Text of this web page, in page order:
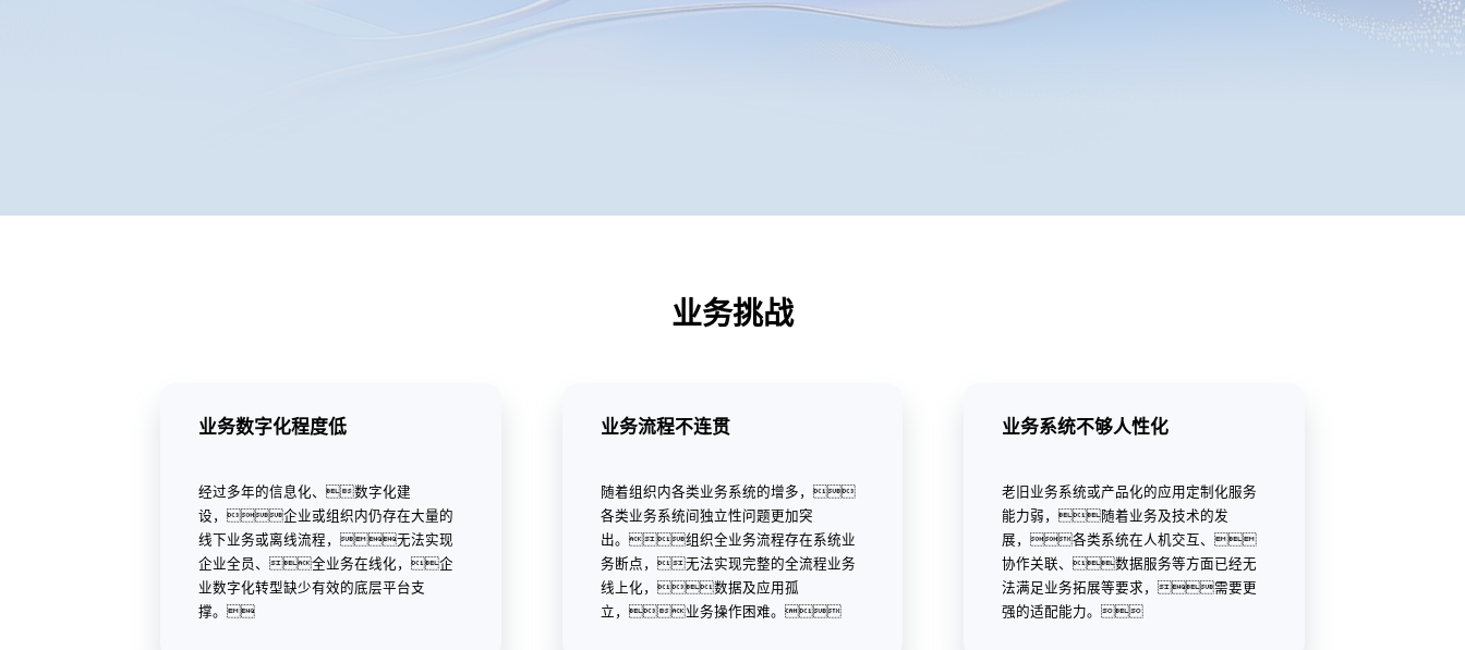
业务挑战
业务数字化程度低
经过多年的信息化、数字化建
设，企业或组织内仍存在大量的
线下业务或离线流程，无法实现
企业全员、全业务在线化，企
业数字化转型缺少有效的底层平台支
撑。
业务流程不连贯
随着组织内各类业务系统的增多，
各类业务系统间独立性问题更加突
出。组织全业务流程存在系统业
务断点，无法实现完整的全流程业务
线上化，数据及应用孤
立，业务操作困难。
业务系统不够人性化
老旧业务系统或产品化的应用定制化服务
能力弱，随着业务及技术的发
展，各类系统在人机交互、
协作关联、数据服务等方面已经无
法满足业务拓展等要求，需要更
强的适配能力。